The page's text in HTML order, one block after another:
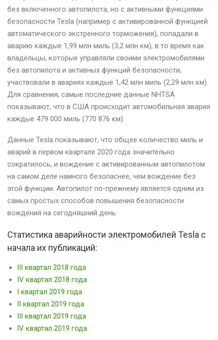
без включенного автопилота, но с активными функциями
безопасности Tesla (например с активированной функцией
автоматического экстренного торможения), попадали в
аварию каждые 1,99 млн миль (3,2 млн км), в то время как
владельцы, которые управляли своими электромобилями
без автопилота и активных функций безопасности,
участвовали в авариях каждые 1,42 млн миль (2,29 млн км).
Для сравнения, самые последние данные NHTSA
показывают, что в США происходит автомобильная авария
каждые 479 000 миль (770 876 км).
Данные Tesla показывают, что общее количество миль и
аварий в первом квартале 2020 года значительно
сократилось, и вождение с активированным автопилотом
на самом деле намного безопаснее, чем вождение без
этой функции. Автопилот по-прежнему является одним из
самых простых способов повышения безопасности
вождения на сегодняшний день.
Статистика аварийности электромобилей Tesla с
начала их публикаций:
III квартал 2018 года
IV квартал 2018 года
I квартал 2019 года
II квартал 2019 года
III квартал 2019 года
IV квартал 2019 года